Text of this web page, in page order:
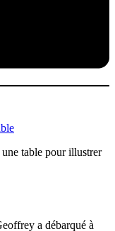
une table pour illustrer
a débarqué à